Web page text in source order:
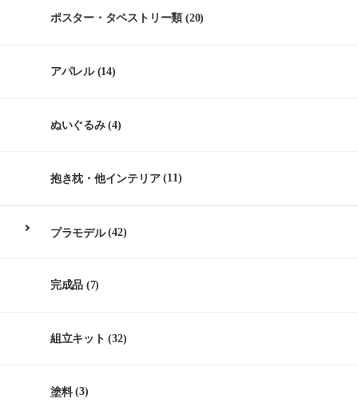
ポスター・タペストリー類 (20)
アパレル(14)
ぬいぐるみ(4)
抱き枕・他インテリア(11)
プラモデル(42)
完成品 (7)
組立キット (32)
塗料(3)